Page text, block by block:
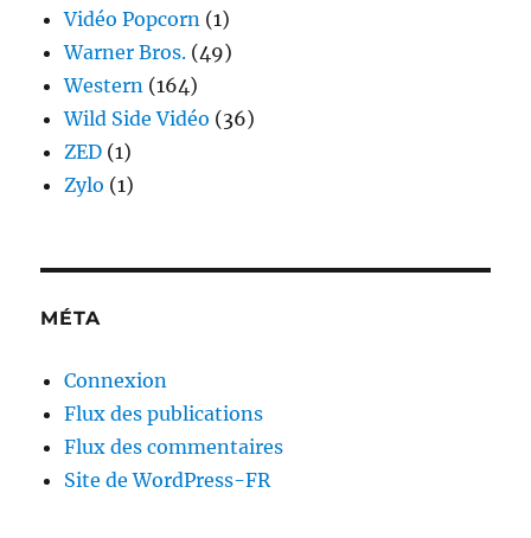
Vidéo Popcorn (1)
Warner Bros. (49)
Western (164)
Wild Side Vidéo (36)
ZED (1)
Zylo (1)
MÉTA
Connexion
Flux des publications
Flux des commentaires
Site de WordPress-FR